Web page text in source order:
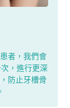
者，我們會
，進行更深
防止牙槽骨